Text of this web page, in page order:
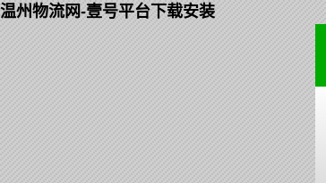
温州物流网-壹号平台下载安装